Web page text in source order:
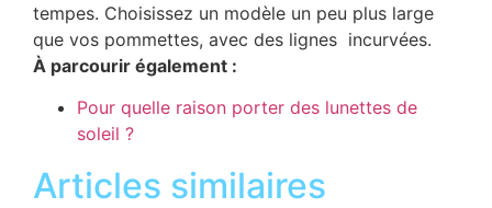
tempes. Choisissez un modèle un peu plus large
que vos pommettes, avec des lignes incurvées.
À parcourir également :
Pour quelle raison porter des lunettes de
soleil ?
Articles similaires